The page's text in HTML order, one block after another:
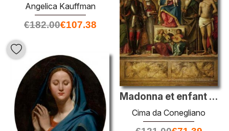
Madonna et enfant avec des saints
Cima da Conegliano
Angelica Kauffman
€182.00€107.38